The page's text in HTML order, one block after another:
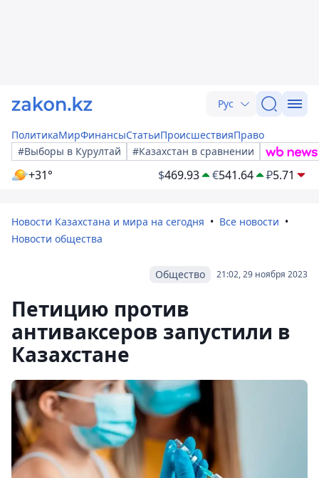
Рус
ПолитикаМирФинансыСтатьиПроисшествияПраво
#Выборы в Курултай
#Казахстан в сравнении
+31° $469.93 €541.64 ₽5.71
Новости Казахстана и мира на сегодня
Все новости
Новости общества
21:02, 29 ноября 2023
Общество
Петицию против
антиваксеров запустили в
Казахстане